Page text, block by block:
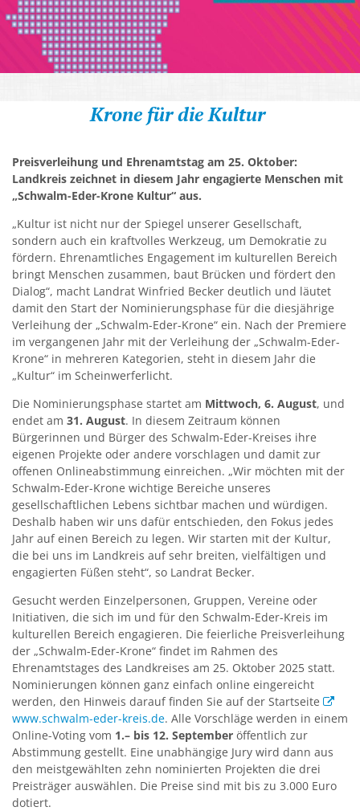
Kirchen
Kleiderkammer "Aus 2ter Hand"
Seniorenarbeit, Gemeindepflegerin
Umwelt
Vereine
Vorteile für Ehrenamts-Card Inhaber
Wichtige Rufnummern
Krone für die Kultur
Preisverleihung und Ehrenamtstag am 25. Oktober:
Landkreis zeichnet in diesem Jahr engagierte Menschen mit
„Schwalm-Eder-Krone Kultur“ aus.
„Kultur ist nicht nur der Spiegel unserer Gesellschaft,
sondern auch ein kraftvolles Werkzeug, um Demokratie zu
fördern. Ehrenamtliches Engagement im kulturellen Bereich
bringt Menschen zusammen, baut Brücken und fördert den
Dialog“, macht Landrat Winfried Becker deutlich und läutet
damit den Start der Nominierungsphase für die diesjährige
Verleihung der „Schwalm-Eder-Krone“ ein. Nach der Premiere
im vergangenen Jahr mit der Verleihung der „Schwalm-Eder-
Krone“ in mehreren Kategorien, steht in diesem Jahr die
„Kultur“ im Scheinwerferlicht.
Die Nominierungsphase startet am Mittwoch, 6. August, und
endet am 31. August. In diesem Zeitraum können
Bürgerinnen und Bürger des Schwalm-Eder-Kreises ihre
eigenen Projekte oder andere vorschlagen und damit zur
offenen Onlineabstimmung einreichen. „Wir möchten mit der
Schwalm-Eder-Krone wichtige Bereiche unseres
gesellschaftlichen Lebens sichtbar machen und würdigen.
Deshalb haben wir uns dafür entschieden, den Fokus jedes
Jahr auf einen Bereich zu legen. Wir starten mit der Kultur,
die bei uns im Landkreis auf sehr breiten, vielfältigen und
engagierten Füßen steht“, so Landrat Becker.
Gesucht werden Einzelpersonen, Gruppen, Vereine oder
Initiativen, die sich im und für den Schwalm-Eder-Kreis im
kulturellen Bereich engagieren. Die feierliche Preisverleihung
der „Schwalm-Eder-Krone“ findet im Rahmen des
Ehrenamtstages des Landkreises am 25. Oktober 2025 statt.
Nominierungen können ganz einfach online eingereicht
werden, den Hinweis darauf finden Sie auf der Startseite
www.schwalm-eder-kreis.de. Alle Vorschläge werden in einem
Online-Voting vom 1.– bis 12. September öffentlich zur
Abstimmung gestellt. Eine unabhängige Jury wird dann aus
den meistgewählten zehn nominierten Projekten die drei
Preisträger auswählen. Die Preise sind mit bis zu 3.000 Euro
dotiert.